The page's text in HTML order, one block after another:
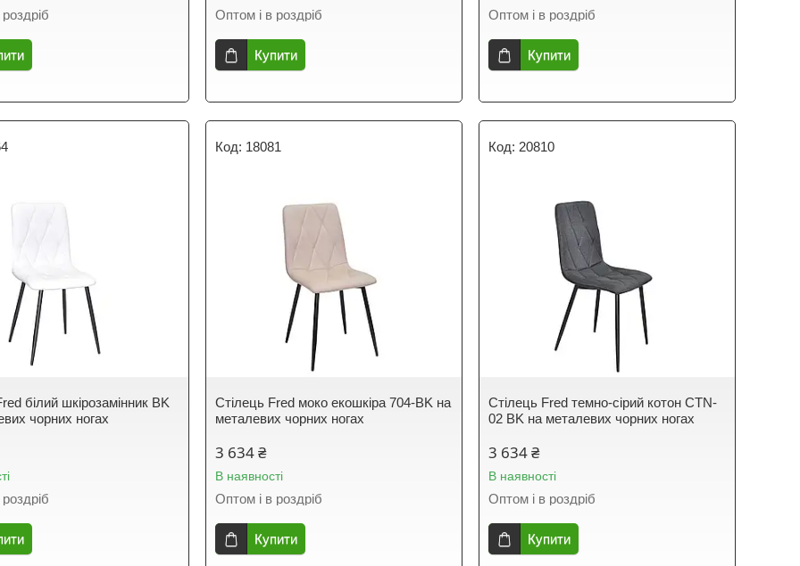
Оптом і в роздріб
Купити
Оптом і в роздріб
Купити
білий шкірозамінник BK
чорних ногах
18081
Стілець Fred моко екошкіра 704-BK на
металевих чорних ногах
3 634 ₴
В наявності
Оптом і в роздріб
Купити
20810
Стілець Fred темно-сірий котон CTN-
02 BK на металевих чорних ногах
3 634 ₴
В наявності
Оптом і в роздріб
Купити